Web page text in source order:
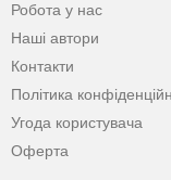
Робота у нас
Наші автори
Контакти
Політика
Угода користувача
Оферта